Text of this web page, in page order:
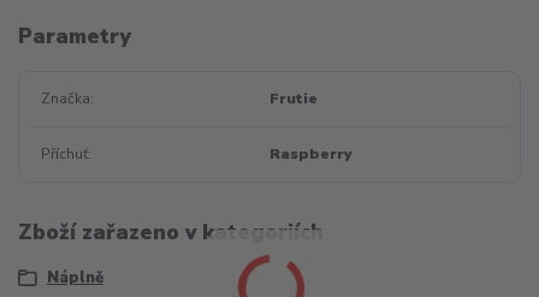
Parametry
Značka Frutie
Příchuť Raspberry
Zboží zařazeno v kategoriích
Náplně